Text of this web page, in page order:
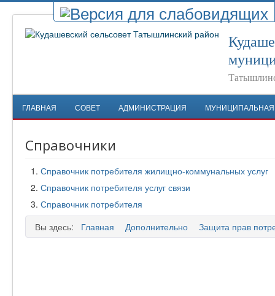
ГЛАВНАЯ СОВЕТ АДМИНИСТРАЦИЯ
Справочники
Справочник потребителя жилищно-коммунальных услуг
Справочник потребителя услуг связи
Справочник потребителя
Вы здесь:
Главная Дополнительно Защита прав